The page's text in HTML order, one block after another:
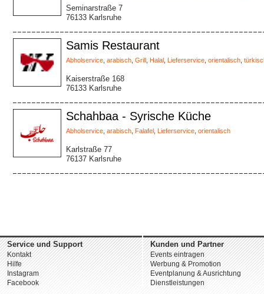
Seminarstraße 7
76133 Karlsruhe
Samis Restaurant
Abholservice arabisch Grill Halal Lieferservice orientalisch
Kaiserstraße 168
76133 Karlsruhe
Schahbaa - Syrische Küche
Abholservice arabisch Falafel Lieferservice orientalisch
Karlstraße 77
76137 Karlsruhe
Service und Support
Kontakt
Hilfe
Instagram
Facebook
Kunden und Partner
Events eintragen
Werbung & Promotion
Eventplanung & Ausrichtung
Dienstleistungen